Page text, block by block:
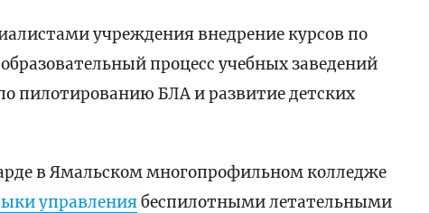
учреждения внедрение курсов по
процесс учебных заведений
пилотированию БЛА и развитие детских
в Ямальском многопрофильном колледже
управлениябеспилотными летательными